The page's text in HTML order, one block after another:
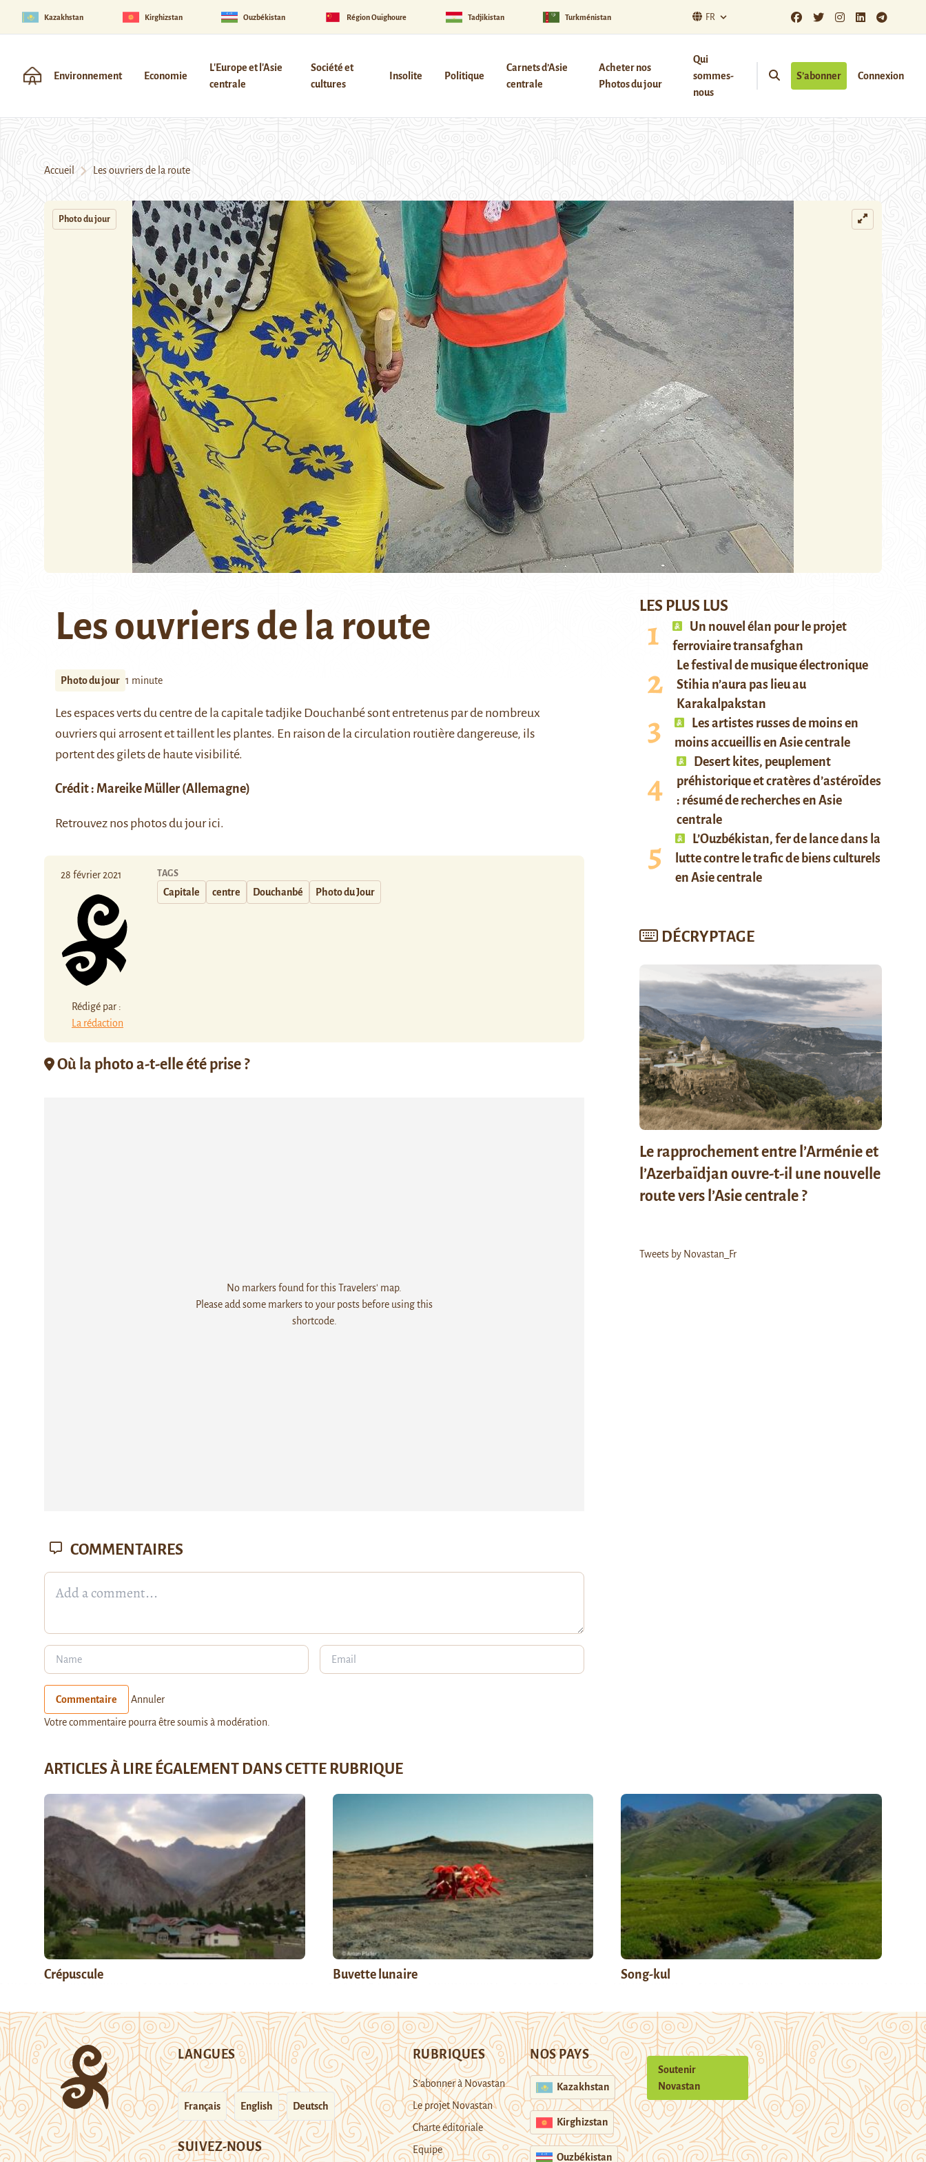
Kazakhstan Kirghizstan Ouzbékistan Région Ouïghoure Tadjikistan Turkménistan FR
Environnement Economie
L'Europe et l'Asie
centrale
Société et
cultures
Insolite Politique
Carnets d’Asie
centrale
Acheter nos
Photos du jour
Qui
sommes-
nous
S’abonner Connexion
Accueil Les ouvriers de la route
Photo du jour
Les ouvriers de la route
Photo du jour 1 minute
Les espaces verts du centre de la capitale tadjike Douchanbé sont entretenus par de nombreux
ouvriers qui arrosent et taillent les plantes. En raison de la circulation routière dangereuse, ils
portent des gilets de haute visibilité.
Crédit : Mareike Müller (Allemagne)
Retrouvez nos photos du jourici.
28 février 2021
Rédigé par :
La rédaction
TAGS
Capitale centre Douchanbé Photo du Jour
Où la photo a-t-elle été prise ?
No markers found for this Travelers' map.
Please add some markers to your posts before using this
shortcode.
LES PLUS LUS
Un nouvel élan pour le projet
ferroviaire transafghan
Le festival de musique électronique
Stihia n’aura pas lieu au
Karakalpakstan
Les artistes russes de moins en
moins accueillis en Asie centrale
Desert kites, peuplement
préhistorique et cratères d’astéroïdes
: résumé de recherches en Asie
centrale
L’Ouzbékistan, fer de lance dans la
lutte contre le trafic de biens culturels
en Asie centrale
DÉCRYPTAGE
Le rapprochement entre l’Arménie et
l’Azerbaïdjan ouvre-t-il une nouvelle
route vers l’Asie centrale ?
Tweets by Novastan_Fr
COMMENTAIRES
Commentaire Annuler
Votre commentaire pourra être soumis à modération.
ARTICLES À LIRE ÉGALEMENT DANS CETTE RUBRIQUE
Crépuscule Buvette lunaire Song-kul
LANGUES
Français English Deutsch
SUIVEZ-NOUS
RUBRIQUES
S’abonner à Novastan
Le projet Novastan
Charte éditoriale
Equipe
NOS PAYS
Kazakhstan
Kirghizstan
Ouzbékistan
Soutenir
Novastan